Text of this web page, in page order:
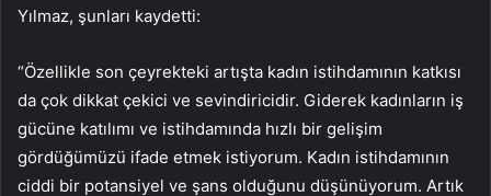
Yılmaz, şunları kaydetti:
“Özellikle son çeyrekteki artışta kadın istihdamının katkısı
da çok dikkat çekici ve sevindiricidir. Giderek kadınların iş
gücüne katılımı ve istihdamında hızlı bir gelişim
gördüğümüzü ifade etmek istiyorum. Kadın istihdamının
ciddi bir potansiyel ve şans olduğunu düşünüyorum. Artık